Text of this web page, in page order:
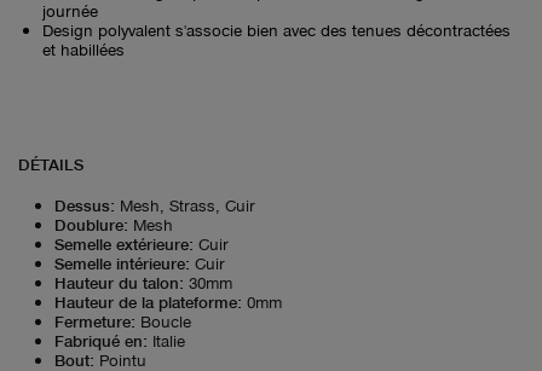
journée
Design polyvalent s'associe bien avec des tenues décontractées
et habillées
DÉTAILS
Dessus: Mesh, Strass, Cuir
Doublure: Mesh
Semelle extérieure: Cuir
Semelle intérieure: Cuir
Hauteur du talon: 30mm
Hauteur de la plateforme: 0mm
Fermeture: Boucle
Fabriqué en: Italie
Bout: Pointu